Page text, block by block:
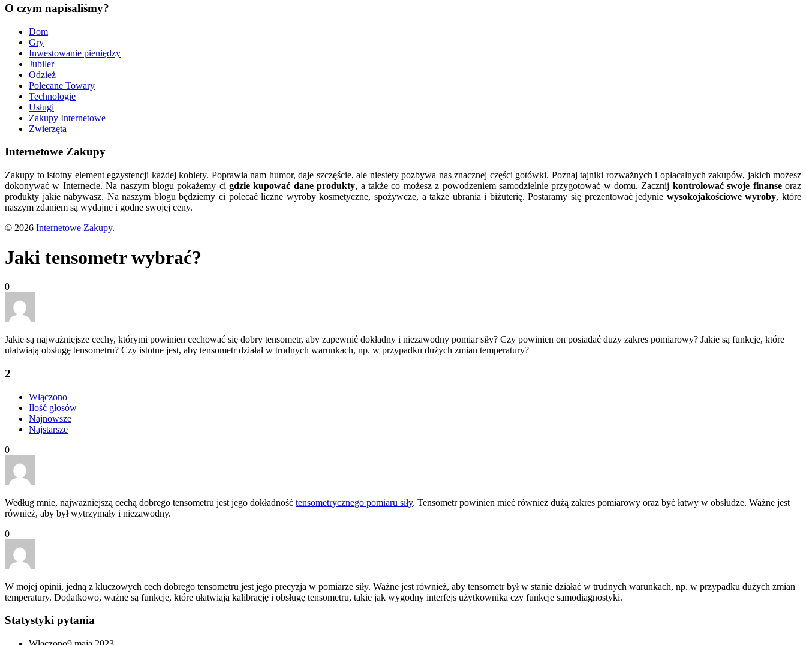
O czym napisaliśmy?
Dom
Gry
Inwestowanie pieniędzy
Jubiler
Odzież
Polecane Towary
Technologie
Usługi
Zakupy Internetowe
Zwierzęta
Internetowe Zakupy
Zakupy to istotny element egzystencji każdej kobiety. Poprawia nam humor, daje szczęście, ale niestety pozbywa nas znacznej części gotówki. Poznaj tajniki rozważnych i opłacalnych zakupów, jakich możesz
dokonywać w Internecie. Na naszym blogu pokażemy cigdzie kupować dane produkty, a także co możesz z powodzeniem samodzielnie przygotować w domu. Zacznij kontrolować swoje finanseoraz
produkty jakie nabywasz. Na naszym blogu będziemy ci polecać liczne wyroby kosmetyczne, spożywcze, a także ubrania i biżuterię. Postaramy się prezentować jedynie wysokojakościowe wyroby, które
naszym zdaniem są wydajne i godne swojej ceny.
© 2026 Internetowe Zakupy.
Jaki tensometr wybrać?
0
Jakie są najważniejsze cechy, którymi powinien cechować się dobry tensometr, aby zapewnić dokładny i niezawodny pomiar siły? Czy powinien on posiadać duży zakres pomiarowy? Jakie są funkcje, które
ułatwiają obsługę tensometru? Czy istotne jest, aby tensometr działał w trudnych warunkach, np. w przypadku dużych zmian temperatury?
2
Włączono
Ilość głosów
Najnowsze
Najstarsze
0
Według mnie, najważniejszą cechą dobrego tensometru jest jego dokładność tensometrycznego pomiaru siły. Tensometr powinien mieć również dużą zakres pomiarowy oraz być łatwy w obsłudze. Ważne jest
również, aby był wytrzymały i niezawodny.
0
W mojej opinii, jedną z kluczowych cech dobrego tensometru jest jego precyzja w pomiarze siły. Ważne jest również, aby tensometr był w stanie działać w trudnych warunkach, np. w przypadku dużych zmian
temperatury. Dodatkowo, ważne są funkcje, które ułatwiają kalibrację i obsługę tensometru, takie jak wygodny interfejs użytkownika czy funkcje samodiagnostyki.
Statystyki pytania